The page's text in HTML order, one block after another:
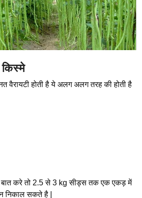
वैरायटी होती है ये अलग अलग तरह की होती है
बात करे तो 2.5 से 3 kg सीड्स तक एक एकड़ में
निकाल सकते है |